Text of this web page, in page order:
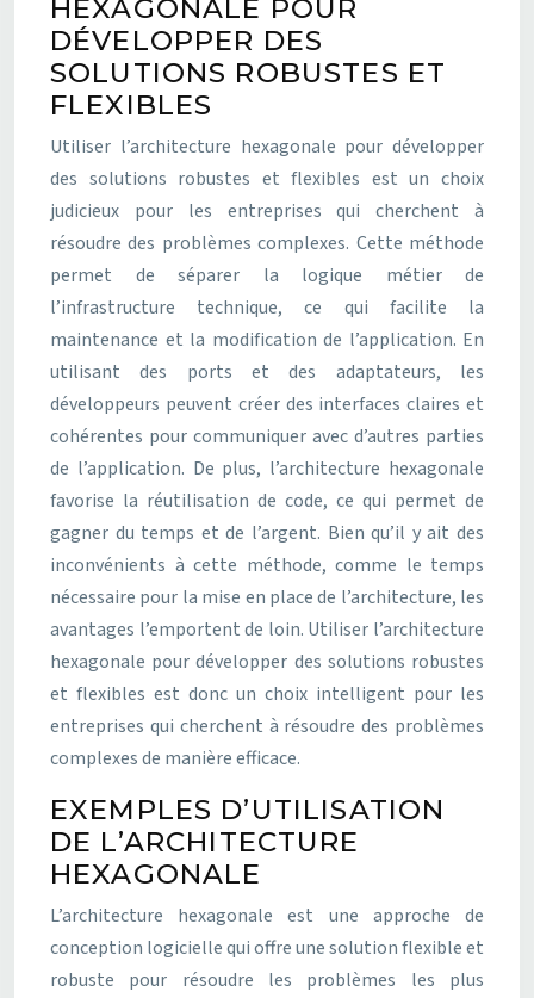
HEXAGONALE POUR
DÉVELOPPER DES
SOLUTIONS ROBUSTES ET
FLEXIBLES
Utiliser l’architecture hexagonale pour développer
des solutions robustes et flexibles est un choix
judicieux pour les entreprises qui cherchent à
résoudre des problèmes complexes. Cette méthode
permet de séparer la logique métier de
l’infrastructure technique, ce qui facilite la
maintenance et la modification de l’application. En
utilisant des ports et des adaptateurs, les
développeurs peuvent créer des interfaces claires et
cohérentes pour communiquer avec d’autres parties
de l’application. De plus, l’architecture hexagonale
favorise la réutilisation de code, ce qui permet de
gagner du temps et de l’argent. Bien qu’il y ait des
inconvénients à cette méthode, comme le temps
nécessaire pour la mise en place de l’architecture, les
avantages l’emportent de loin. Utiliser l’architecture
hexagonale pour développer des solutions robustes
et flexibles est donc un choix intelligent pour les
entreprises qui cherchent à résoudre des problèmes
complexes de manière efficace.
EXEMPLES D’UTILISATION
DE L’ARCHITECTURE
HEXAGONALE
L’architecture hexagonale est une approche de
conception logicielle qui offre une solution flexible et
robuste pour résoudre les problèmes les plus